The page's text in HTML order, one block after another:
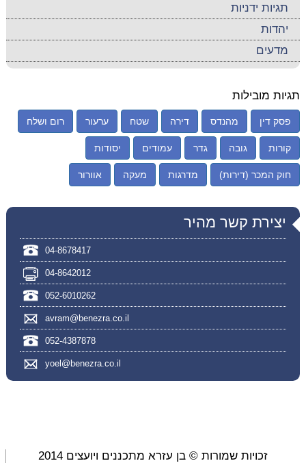
תגיות ידניות
יהדות
מדעים
תגיות מובילות
פסק דין מהנדס דירה שטח ערעור רום ושלח
קורות גובה גדר עמודים יסודות
חוק המכר (דירות) מדרגות מעקה אוורור
יצירת קשר מהיר
04-8678417
04-8642012
052-6010262
avram@benezra.co.il
052-4387878
yoel@benezra.co.il
זכויות שמורות © בן עזרא מתכננים ויועצים 2014